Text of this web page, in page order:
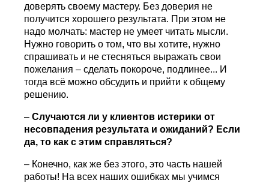
доверять своему мастеру. Без доверия не
получится хорошего результата. При этом не
надо молчать: мастер не умеет читать мысли.
Нужно говорить о том, что вы хотите, нужно
спрашивать и не стесняться выражать свои
пожелания – сделать покороче, подлинее... И
тогда всё можно обсудить и прийти к общему
решению.
–Случаются ли у клиентов истерики от
несовпадения результата и ожиданий? Если
да, то как с этим справляться?
– Конечно, как же без этого, это часть нашей
работы! На всех наших ошибках мы учимся